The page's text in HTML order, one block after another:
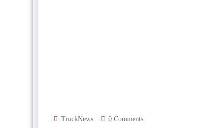
TruckNews 0 Comments